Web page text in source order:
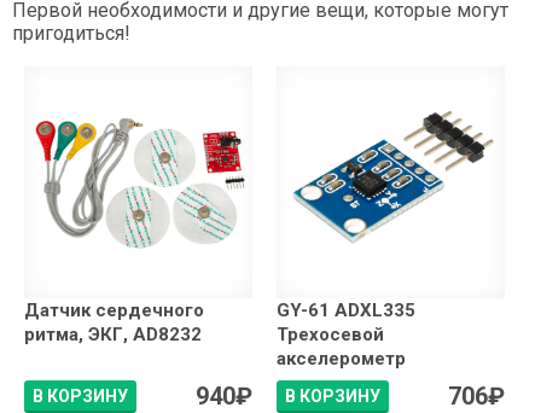
Первой необходимости и другие вещи, которые могут
пригодиться!
Датчик сердечного
ритма, ЭКГ, AD8232
В КОРЗИНУ 940₽
GY-61 ADXL335
Трехосевой
акселерометр
В КОРЗИНУ 706₽